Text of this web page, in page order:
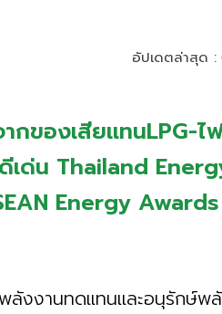
อัปเดตล่าสุด :
กของเสียแทนLPG-
เด่น Thailand
Energy
งงานทดแทนและอนุรักษ์พ